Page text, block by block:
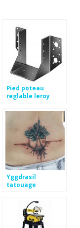
Pied poteau
reglable leroy
Yggdrasil
tatouage